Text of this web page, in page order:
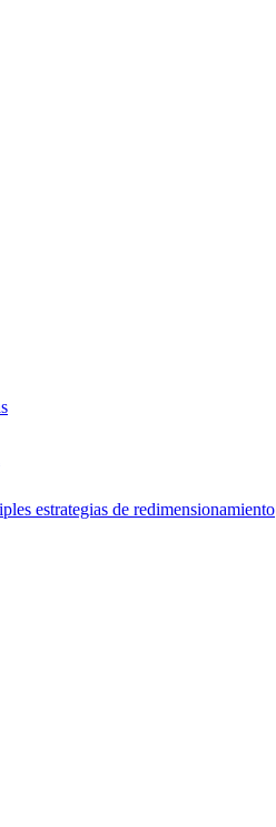
estrategias de redimensionamiento